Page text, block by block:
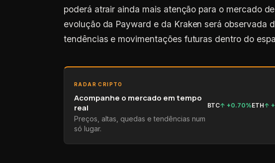
poderá atrair ainda mais atenção para o mercado
evolução da Payward e da Kraken será observada
tendências e movimentações futuras dentro do
RADAR CRIPTO
Acompanhe o mercado em tempo
real
Preços, altas, quedas e tendências num
só lugar.
BTC↑ +0.70%ETH↑